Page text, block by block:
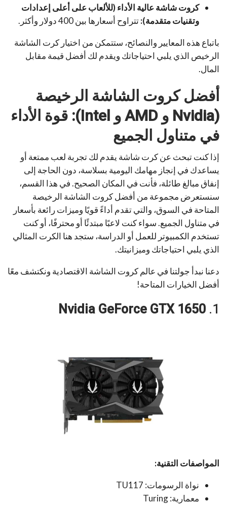
كروت شاشة عالية الأداء (للألعاب على أعلى إعدادات
وتقنيات متقدمة):تتراوح أسعارها بين 400 دولار وأكثر.
باتباع هذه المعايير والنصائح، ستتمكن من اختيار كرت الشاشة
الرخيص الذي يلبي احتياجاتك ويقدم لك أفضل قيمة مقابل
المال.
أفضل كروت الشاشة الرخيصة
(Nvidia و AMD و Intel): قوة الأداء
في متناول الجميع
إذا كنت تبحث عن كرت شاشة يقدم لك تجربة لعب ممتعة أو
يساعدك في إنجاز مهامك اليومية بسلاسة، دون الحاجة إلى
إنفاق مبالغ طائلة، فأنت في المكان الصحيح. في هذا القسم،
سنستعرض مجموعة من أفضل كروت الشاشة الرخيصة
المتاحة في السوق، والتي تقدم أداءً قويًا وميزات رائعة بأسعار
في متناول الجميع. سواء كنت لاعبًا مبتدئًا أو محترفًا، أو كنت
تستخدم الكمبيوتر للعمل أو الدراسة، ستجد هنا الكرت المثالي
الذي يلبي احتياجاتك وميزانيتك.
دعنا نبدأ جولتنا في عالم كروت الشاشة الاقتصادية ونكتشف معًا
أفضل الخيارات المتاحة!
1.
Nvidia GeForce GTX 1650
المواصفات التقنية:
نواة الرسومات: TU117
معمارية: Turing